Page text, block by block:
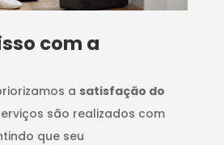
com a
a satisfação do
são realizados com
que seu